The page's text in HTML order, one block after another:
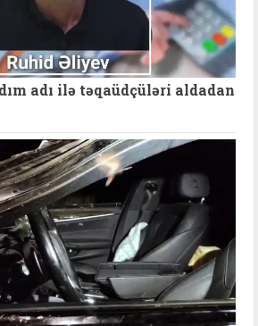
adı ilə təqaüdçüləri aldadan